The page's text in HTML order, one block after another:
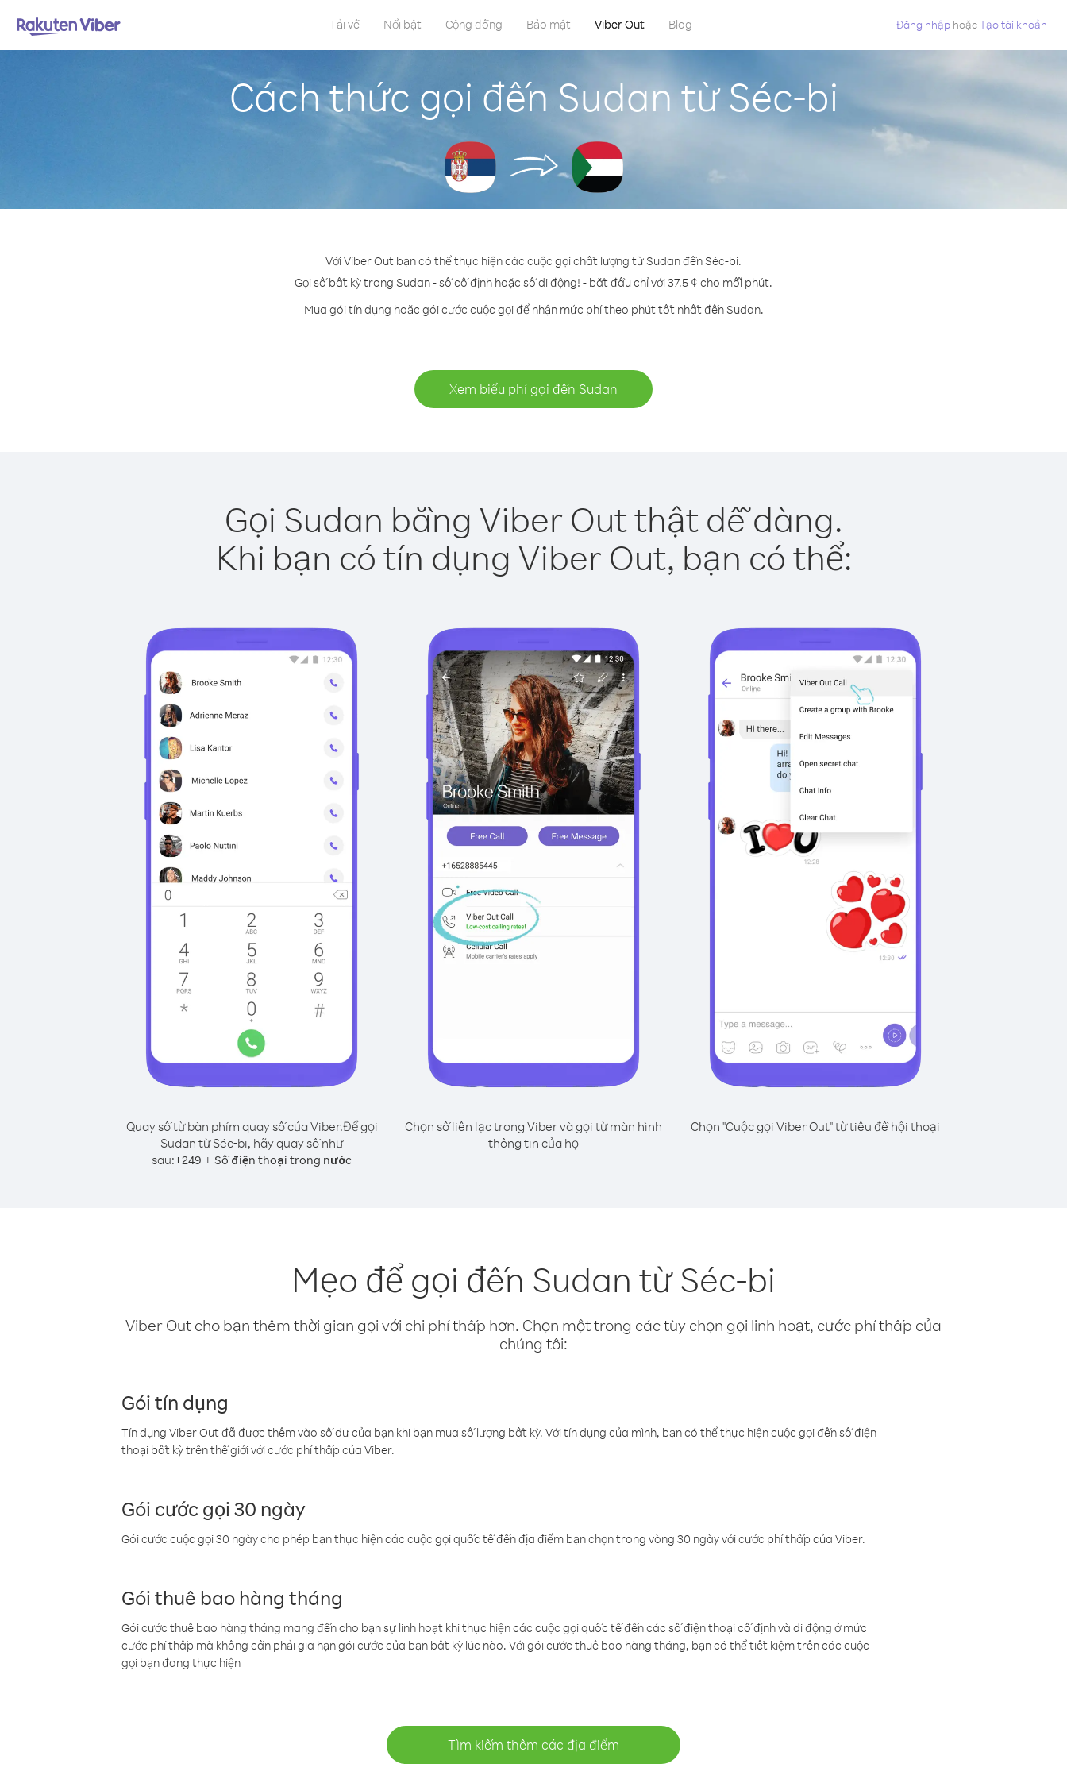
Tải về Nổi bật Cộng đồng Bảo mật Viber Out Blog Đăng nhập hoặcTạo tài khoản
Cách thức gọi đến Sudan từ Séc-bi
Với Viber Out bạn có thể thực hiện các cuộc gọi chất lượng từ Sudan đến Séc-bi.
Gọi số bất kỳ trong Sudan - số cố định hoặc số di động! - bắt đầu chỉ với 37.5 ¢ cho mỗi phút.
Mua gói tín dụng hoặc gói cước cuộc gọi để nhận mức phí theo phút tốt nhất đến Sudan.
Xem biểu phí gọi đến Sudan
Gọi Sudan bằng Viber Out thật dễ dàng.
Khi bạn có tín dụng Viber Out, bạn có thể:
Quay số từ bàn phím quay số của Viber.Để gọi
Sudan từ Séc-bi, hãy quay số như
sau:+249 + Số điện thoại trong nước
Chọn số liên lạc trong Viber và gọi từ màn hình
thông tin của họ
Chọn "Cuộc gọi Viber Out" từ tiêu đề hội thoại
Mẹo để gọi đến Sudan từ Séc-bi
Viber Out cho bạn thêm thời gian gọi với chi phí thấp hơn. Chọn một trong các tùy chọn gọi linh hoạt, cước phí thấp của
chúng tôi:
Gói tín dụng
Tín dụng Viber Out đã được thêm vào số dư của bạn khi bạn mua số lượng bất kỳ. Với tín dụng của mình, bạn có thể thực hiện cuộc gọi đến số điện
thoại bất kỳ trên thế giới với cước phí thấp của Viber.
Gói cước gọi 30 ngày
Gói cước cuộc gọi 30 ngày cho phép bạn thực hiện các cuộc gọi quốc tế đến địa điểm bạn chọn trong vòng 30 ngày với cước phí thấp của Viber.
Gói thuê bao hàng tháng
Gói cước thuê bao hàng tháng mang đến cho bạn sự linh hoạt khi thực hiện các cuộc gọi quốc tế đến các số điện thoại cố định và di động ở mức
cước phí thấp mà không cần phải gia hạn gói cước của bạn bất kỳ lúc nào. Với gói cước thuê bao hàng tháng, bạn có thể tiết kiệm trên các cuộc
gọi bạn đang thực hiện
Tìm kiếm thêm các địa điểm